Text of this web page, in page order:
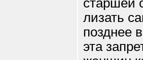
старшей
лизать
позднее
эта